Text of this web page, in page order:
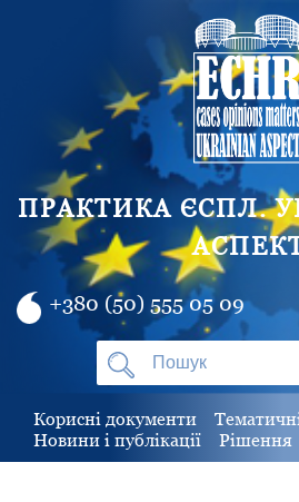
ПРАКТИКА ЄСПЛ.
+380 (50) 555 05 09
Корисні документи
Новини і публікації
Рішення